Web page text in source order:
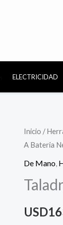
ELECTRICIDAD
Inicio /
A Bateria
De Mano
USD